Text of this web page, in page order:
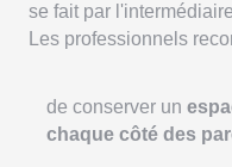
se fait par
Les professionnels
de conserver un
chaque côté des